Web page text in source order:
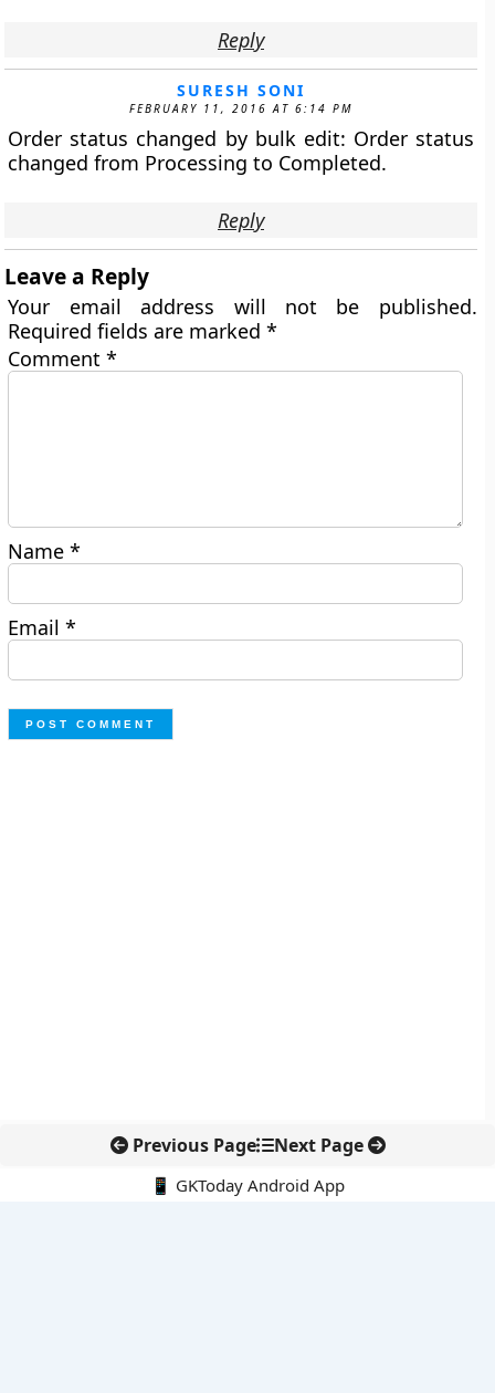
Reply
SURESH SONI
FEBRUARY 11, 2016 AT 6:14 PM
Order status changed by bulk edit: Order status
changed from Processing to Completed.
Reply
Leave a Reply
Your email address will not be published.
Required fields are marked*
Comment*
Name*
Email*
Previous Page Next Page
📱 GKToday Android App